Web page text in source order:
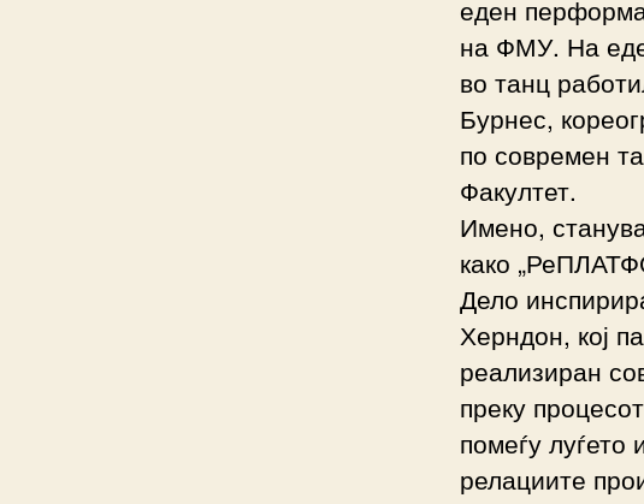
еден
на ФМУ. На
во танц
Бурнес,
по современ
Факултет.
Имено,
како
Дело
Херндон, кој
реализиран
преку
помеѓу луѓето
релациите